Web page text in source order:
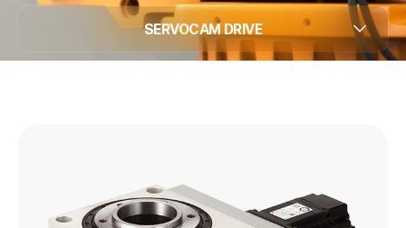
M
SERVOCAM DRIVE